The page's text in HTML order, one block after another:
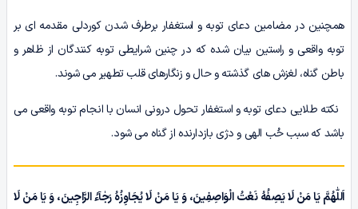
همچنین در مضامین دعای توبه و استغفار برطرف شدن کوردلی مقدمه ای بر
توبه واقعی و راستین بیان شده که در چنین شرایطی توبه کنندگان از ظاهر و
باطن گناه، لغزش های گذشته و حال و زنگارهای قلب تطهیر می شوند.
نکته طلایی دعای توبه و استغفار تحول درونی انسان با انجام توبه واقعی می
باشد که سبب حُب الهی و دژی بازدارنده از گناه می شود.
اَللّٰهُمَّیَا مَنْ لَا یَصِفُهُ‏ نَعْتُ‏ الْوَاصِفِینَ،‏ وَ یَا مَنْ لَا یُجَاوِزُهُرَجٰآءُالرَّاجِینَ، وَ یَا مَنْ لَا